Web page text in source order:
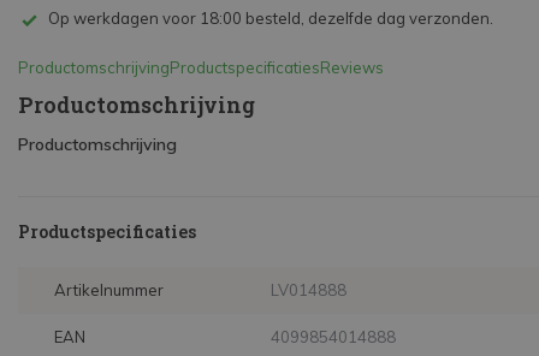
Op werkdagen voor 18:00 besteld, dezelfde dag verzonden.
ProductomschrijvingProductspecificatiesReviews
Productomschrijving
Productomschrijving
Productspecificaties
Artikelnummer LV014888
EAN 4099854014888